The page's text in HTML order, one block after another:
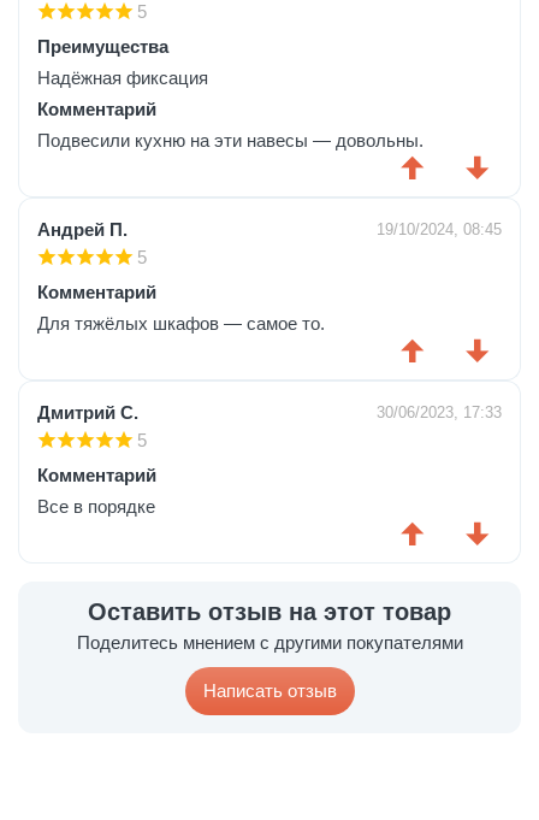
5
Преимущества
Надёжная фиксация
Комментарий
Подвесили кухню на эти навесы — довольны.
Андрей П. 19/10/2024, 08:45
5
Комментарий
Для тяжёлых шкафов — самое то.
Дмитрий С. 30/06/2023, 17:33
5
Комментарий
Все в порядке
Оставить отзыв на этот товар
Поделитесь мнением с другими покупателями
Написать отзыв